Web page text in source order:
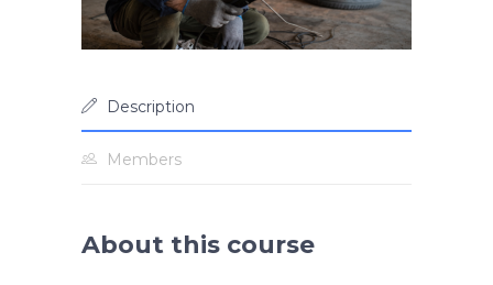
Description
Members
About this course